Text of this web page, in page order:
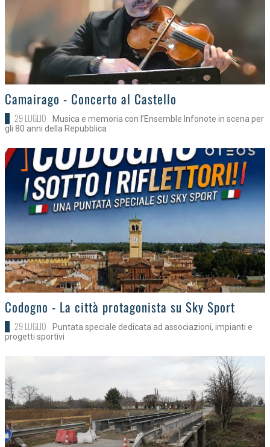
>
Camairago - Concerto al Castello
29 LUGLIO
Musica e memoria con l’Ensemble Infonote in scena per
gli 80 anni della Repubblica
>
Codogno - La città protagonista su Sky Sport
29 LUGLIO
Puntata speciale dedicata ad associazioni, impianti e
progetti sportivi